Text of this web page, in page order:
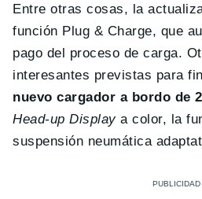
Entre otras cosas, la
función Plug & Charge, que
pago del proceso de carga.
interesantes previstas para
nuevo cargador a bordo de
Head-up Displaya color, la
suspensión neumática